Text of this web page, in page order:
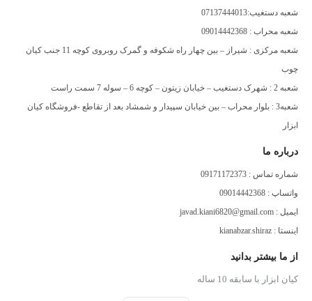
-زاویه مثبت برش سبب ایجاد برش های صاف و تمیز شده همچنین نرخ
پیشروی را تسهیل میکند
سایز
250*2/3*30
250
قطر شفت
30
طراحی دندانه
تعداد دندانه‌ها
80
موارد استفاده
مناسب برای
شعبه دستغیب:07137444013
شعبه محراب : 09014442368
شعبه مرکزی : شیراز – بین چهار راه شکوفه و گمرک روبروی کوچه 11 جنب کیان
چوب
شعبه 2 : شهرک دستغیب – خیابان زیتون – کوچه 6 – سوله 7 سمت راست
شعبه3 : بلوار محراب – بین خیابان سپیدار و شمشاد بعد از تقاطع -فروشگاه کیان
ابزار
درباره ما
شماره تماس : 09171172373
واتساپ : 09014442368
ایمیل : javad.kiani6820@gmail.com
اینستا : kianabzar.shiraz
از ما بیشتر بدانید
کیان ابزار با سابقه 10 ساله